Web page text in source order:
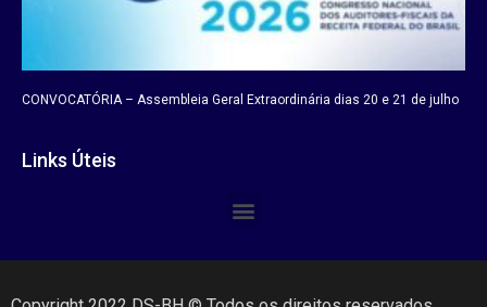
CONVOCATÓRIA – Assembleia Geral Extraordinária dias 20 e 21 de julho
Links Úteis